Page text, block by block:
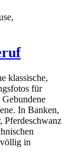
klassische,
für
In Banken,
Pferdeschwanz
in